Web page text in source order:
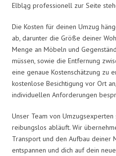
Elbląg professionell zur Seite
Die Kosten für deinen Umzug
ab, darunter die Größe deiner
Menge an Möbeln und
müssen, sowie die Entfernung
eine genaue Kostenschätzung zu
kostenlose Besichtigung vor Ort
individuellen Anforderungen
Unser Team von
reibungslos abläuft. Wir
Transport und den Aufbau deiner
entspannen und dich auf dein